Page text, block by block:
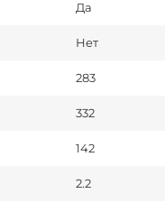
Да
Нет
283
332
142
2.2